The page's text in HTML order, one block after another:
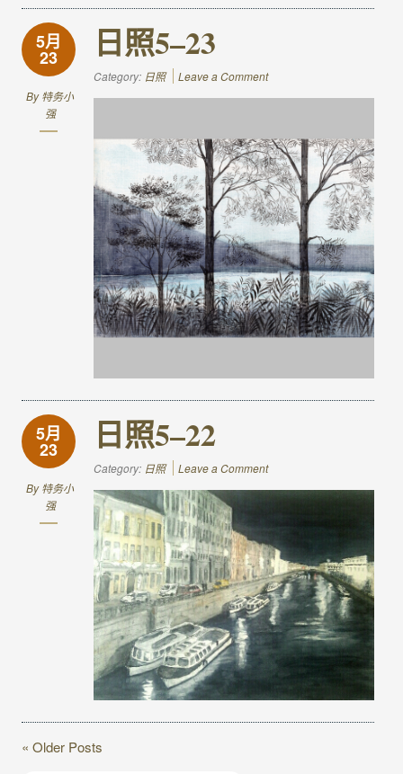
5月
23
By特务小
强
日照5–23
Category: 日照 Leave a Comment
5月
23
By特务小
强
日照5–22
Category: 日照 Leave a Comment
« Older Posts